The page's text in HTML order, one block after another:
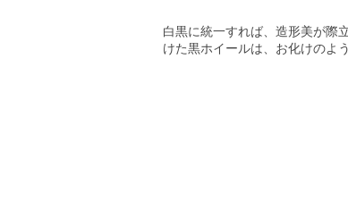
白黒に統一すれば、造形美が際
けた黒ホイールは、お化けのよ